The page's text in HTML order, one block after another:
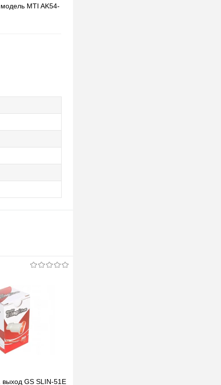
MTI AK54-
выход GS SLIN-51E